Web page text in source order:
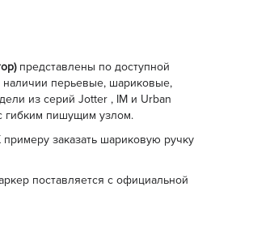
представлены по доступной
наличии перьевые, шариковые,
из серий Jotter , IM и Urban
гибким пишущим узлом.
заказать шариковую ручку
поставляется с официальной